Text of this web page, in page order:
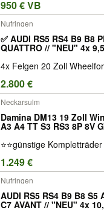
950 € VB
Nufringen
✅ AUDI RS5 RS4 B9 B8
QUATTRO // "NEU" 4x
WHEELS CF.3-FFR CF.3
ZOLL FELGENSATZ
4x Felgen 20 Zoll
2.800 €
Neckarsulm
Damina DM13 19 Zoll
A3 A4 TT S3 RS3 8P 8V
Räder anthrazit sline
S Winterreifen
⭐⭐günstige
1.249 €
Nufringen
AUDI RS5 RS4 B9 B8 S5
C7 AVANT // "NEU" 4x